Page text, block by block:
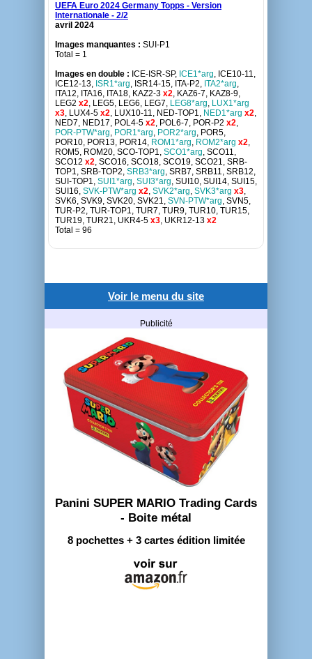
UEFA Euro 2024 Germany Topps - Version
Internationale - 2/2
avril 2024
Images manquantes : SUI-P1
Total = 1
Images en double : ICE-ISR-SP, ICE1*arg, ICE10-11,
ICE12-13, ISR1*arg, ISR14-15, ITA-P2, ITA2*arg,
ITA12, ITA16, ITA18, KAZ2-3 x2, KAZ6-7, KAZ8-9,
LEG2 x2, LEG5, LEG6, LEG7, LEG8*arg, LUX1*arg
x3, LUX4-5 x2, LUX10-11, NED-TOP1, NED1*arg x2,
NED7, NED17, POL4-5 x2, POL6-7, POR-P2 x2,
POR-PTW*arg, POR1*arg, POR2*arg, POR5,
POR10, POR13, POR14, ROM1*arg, ROM2*arg x2,
ROM5, ROM20, SCO-TOP1, SCO1*arg, SCO11,
SCO12 x2, SCO16, SCO18, SCO19, SCO21, SRB-
TOP1, SRB-TOP2, SRB3*arg, SRB7, SRB11, SRB12,
SUI-TOP1, SUI1*arg, SUI3*arg, SUI10, SUI14, SUI15,
SUI16, SVK-PTW*arg x2, SVK2*arg, SVK3*arg x3,
SVK6, SVK9, SVK20, SVK21, SVN-PTW*arg, SVN5,
TUR-P2, TUR-TOP1, TUR7, TUR9, TUR10, TUR15,
TUR19, TUR21, UKR4-5 x3, UKR12-13 x2
Total = 96
Voir le menu du site
Publicité
Panini SUPER MARIO Trading Cards
- Boite métal
8 pochettes + 3 cartes édition limitée